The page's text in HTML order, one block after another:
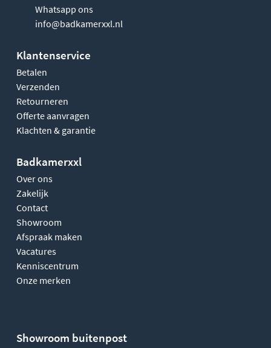
Whatsapp ons
info@badkamerxxl.nl
Klantenservice
Betalen
Verzenden
Retourneren
Offerte aanvragen
Klachten & garantie
Badkamerxxl
Over ons
Zakelijk
Contact
Showroom
Afspraak maken
Vacatures
Kenniscentrum
Onze merken
Showroom buitenpost